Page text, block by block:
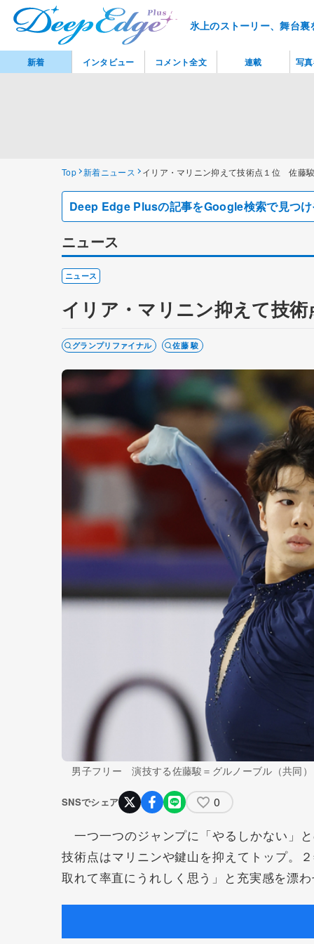
氷上のストーリー、舞台
Top 新着ニュース イリア・マリニン抑えて技術点１位 佐藤
Deep Edge Plusの記事をGoogle検索で見つ
ニュース
ニュース
イリア・マリニン抑えて技
グランプリファイナル 佐藤 駿
男子フリー 演技する佐藤駿＝グルノーブル（共同）
SNSでシェア 0
一つ一つのジャンプに「やるしかない」
技術点はマリニンや鍵山を抑えてトップ。
取れて率直にうれしく思う」と充実感を漂
新着 インタビュー コメント全文 連載 写